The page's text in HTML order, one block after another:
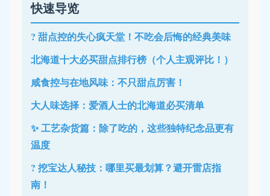
快速导览
? 甜点控的失心疯天堂！不吃会后悔的经典美味
北海道十大必买甜点排行榜（个人主观评比！）
咸食控与在地风味：不只甜点厉害！
大人味选择：爱酒人士的北海道必买清单
✨ 工艺杂货篇：除了吃的，这些独特纪念品更有
温度
?️ 挖宝达人秘技：哪里买最划算？避开雷店指
南！